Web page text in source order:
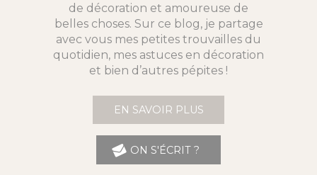
de décoration et amoureuse de
belles choses. Sur ce blog, je partage
avec vous mes petites trouvailles du
quotidien, mes astuces en décoration
et bien d’autres pépites !
EN SAVOIR PLUS
ON S'ÉCRIT ?